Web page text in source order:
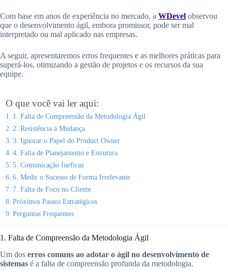
Com base em anos de experiência no mercado, a WDevel observou
que o desenvolvimento ágil, embora promissor, pode ser mal
interpretado ou mal aplicado nas empresas.
A seguir, apresentaremos erros frequentes e as melhores práticas para
superá-los, otimizando a gestão de projetos e os recursos da sua
equipe.
O que você vai ler aqui:
1. Falta de Compreensão da Metodologia Ágil
2. Resistência à Mudança
3. Ignorar o Papel do Product Owner
4. Falta de Planejamento e Estrutura
5. Comunicação Ineficaz
6. Medir o Sucesso de Forma Irrelevante
7. Falta de Foco no Cliente
Próximos Passos Estratégicos
Perguntas Frequentes
1. Falta de Compreensão da Metodologia Ágil
Um dos erros comuns ao adotar o ágil no desenvolvimento de
sistemas é a falta de compreensão profunda da metodologia.